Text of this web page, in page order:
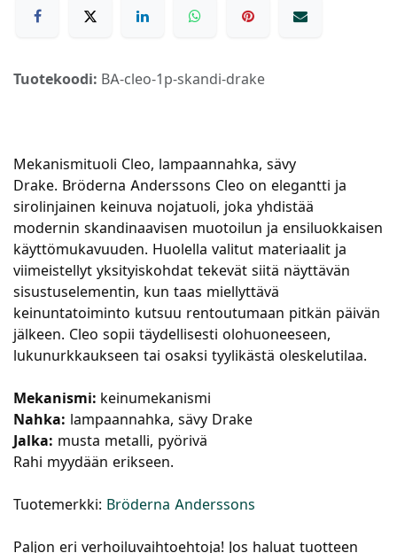
Tuotekoodi: BA-cleo-1p-skandi-drake
Mekanismituoli Cleo, lampaannahka, sävy
Drake. Bröderna Anderssons Cleo on elegantti ja
sirolinjainen keinuva nojatuoli, joka yhdistää
modernin skandinaavisen muotoilun ja ensiluokkaisen
käyttömukavuuden. Huolella valitut materiaalit ja
viimeistellyt yksityiskohdat tekevät siitä näyttävän
sisustuselementin, kun taas miellyttävä
keinuntatoiminto kutsuu rentoutumaan pitkän päivän
jälkeen. Cleo sopii täydellisesti olohuoneeseen,
lukunurkkaukseen tai osaksi tyylikästä oleskelutilaa.
Mekanismi: keinumekanismi
Nahka: lampaannahka, sävy Drake
Jalka: musta metalli, pyörivä
Rahi myydään erikseen.
Tuotemerkki: Bröderna Anderssons
Paljon eri verhoiluvaihtoehtoja! Jos haluat tuotteen